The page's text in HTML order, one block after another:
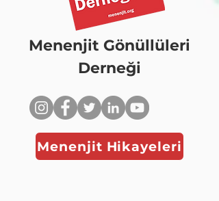
Menenjit Gönüllüleri
Derneği
Menenjit Hikayeleri